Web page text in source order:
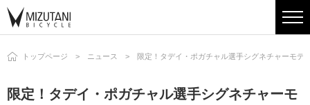
トップページ ニュース 限定！タデイ・ポガチャル選手シグネチャーモ
限定！タデイ・ポガチャル選手シグネチャーモ